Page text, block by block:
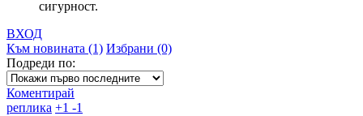
сигурност.
ВХОД
Към новината (1) Избрани (0)
Подреди по:
Коментирай
реплика +1 -1